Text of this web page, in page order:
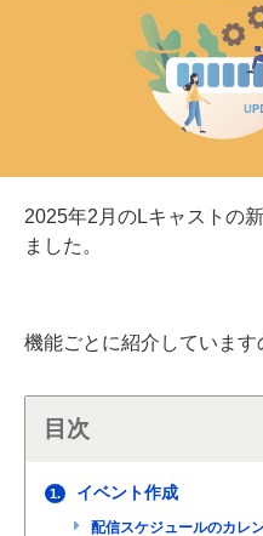
2025年2月のLキャストの
ました。
機能ごとに紹介しています
目次
1. イベント作成
配信スケジュールのカレ